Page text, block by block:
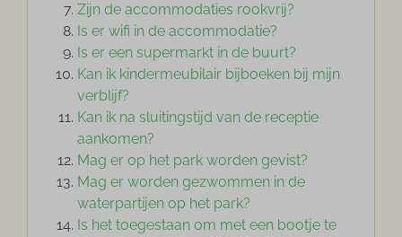
Zijn de accommodaties rookvrij?
Is er wifi in de accommodatie?
Is er een supermarkt in de buurt?
Kan ik kindermeubilair bijboeken bij mijn
verblijf?
Kan ik na sluitingstijd van de receptie
aankomen?
Mag er op het park worden gevist?
Mag er worden gezwommen in de
waterpartijen op het park?
Is het toegestaan om met een bootje te